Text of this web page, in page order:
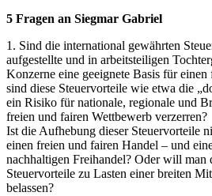
5 Fragen an Siegmar Gabriel
1. Sind die international gewährten
aufgestellte und in arbeitsteiligen
Konzerne eine geeignete Basis für
sind diese Steuervorteile wie etwa die
ein Risiko für nationale, regionale und
freien und fairen Wettbewerb verzerren?
Ist die Aufhebung dieser Steuervorteile
einen freien und fairen Handel – und
nachhaltigen Freihandel? Oder will man
Steuervorteile zu Lasten einer breiten
belassen?